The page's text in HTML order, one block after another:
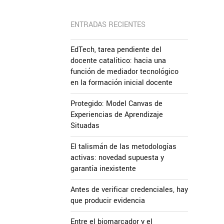
ENTRADAS RECIENTES
EdTech, tarea pendiente del
docente catalítico: hacia una
función de mediador tecnológico
en la formación inicial docente
Protegido: Model Canvas de
Experiencias de Aprendizaje
Situadas
El talismán de las metodologías
activas: novedad supuesta y
garantía inexistente
Antes de verificar credenciales, hay
que producir evidencia
Entre el biomarcador y el